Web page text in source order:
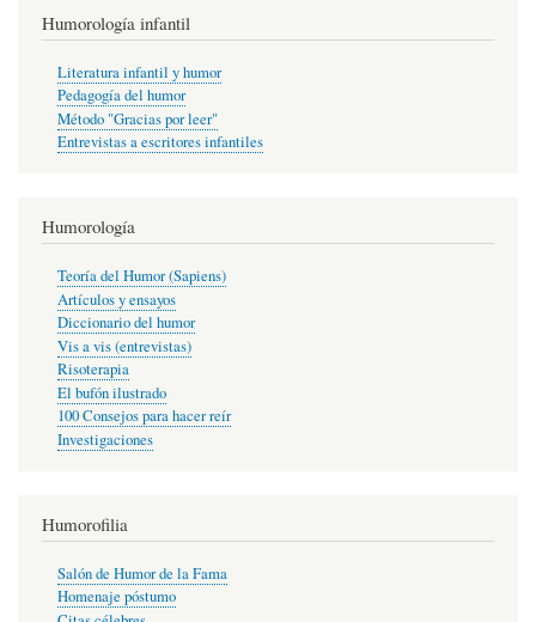
Humorología infantil
Literatura infantil y humor
Pedagogía del humor
Método "Gracias por leer"
Entrevistas a escritores infantiles
Humorología
Teoría del Humor (Sapiens)
Artículos y ensayos
Diccionario del humor
Vis a vis (entrevistas)
Risoterapia
El bufón ilustrado
100 Consejos para hacer reír
Investigaciones
Humorofilia
Salón de Humor de la Fama
Homenaje póstumo